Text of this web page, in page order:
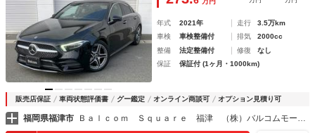
ハイビームアシストプラス
年式 2021年 走行
3.5万km
車検
車検整備付 排気
2000cc
整備
法定整備付 修復
なし
保証
保証付 (1ヶ月・1000km)
販売店保証 車両状態評価書 グー鑑定 オンライン商談可 オプション見積り可
福岡県福津市 Ｂａｌｃｏｍ Ｓｑｕａｒｅ 福津 （株）バルコムモータース